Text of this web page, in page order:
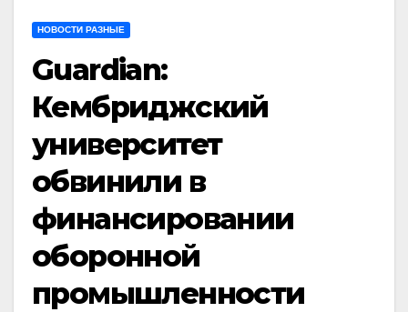
НОВОСТИ РАЗНЫЕ
Guardian:
Кембриджский
университет
обвинили в
финансировании
оборонной
промышленности